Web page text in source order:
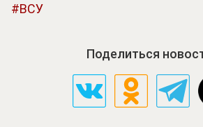
ВСУ
Поделиться